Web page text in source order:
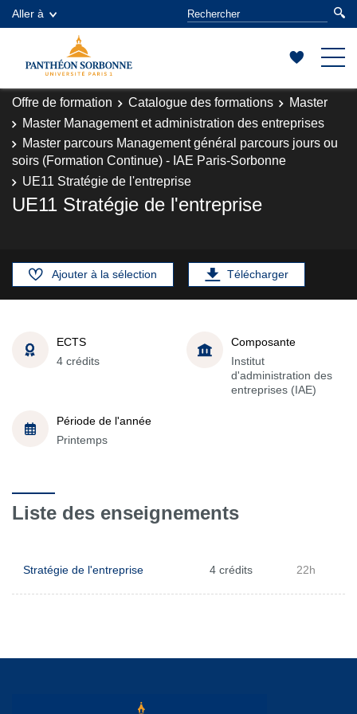
Aller à
Offre de formation Catalogue des formations
Master
Master Management et administration des entreprises
Master parcours Management général parcours jours ou
soirs (Formation Continue) - IAE Paris-Sorbonne
UE11 Stratégie de l'entreprise
UE11 Stratégie de l'entreprise
Ajouter à la sélection Télécharger
ECTS
4 crédits
Composante
Institut
d'administration des
entreprises (IAE)
Période de l'année
Printemps
Liste des enseignements
Stratégie de l'entreprise 4 crédits 22h